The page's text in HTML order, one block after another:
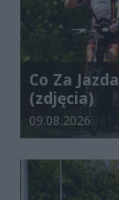
Co Za
(zdjęcia)
Data dodania
09.08.2026